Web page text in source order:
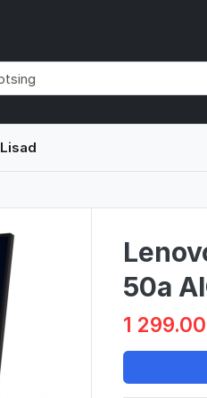
Lisad
50a
1